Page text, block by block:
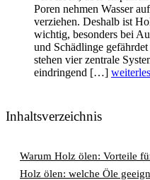
Poren nehmen Wasser
verziehen. Deshalb ist
wichtig, besonders bei
und Schädlinge
stehen vier zentrale
eindringend […]
Inhaltsverzeichnis
Warum Holz ölen: Vorteile
Holz ölen: welche Öle